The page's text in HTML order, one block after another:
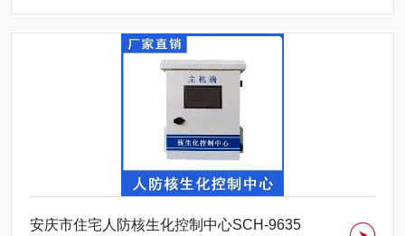
安庆市住宅人防核生化控制中心SCH-9635